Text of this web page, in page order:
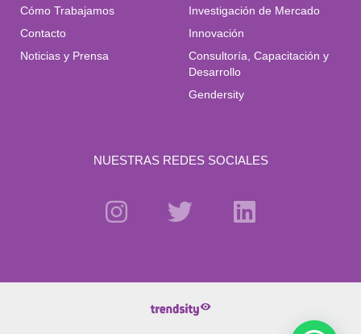
Cómo Trabajamos
Contacto
Noticias y Prensa
Investigación de Mercado
Innovación
Consultoría, Capacitación y
Desarrollo
Gendersity
NUESTRAS REDES SOCIALES